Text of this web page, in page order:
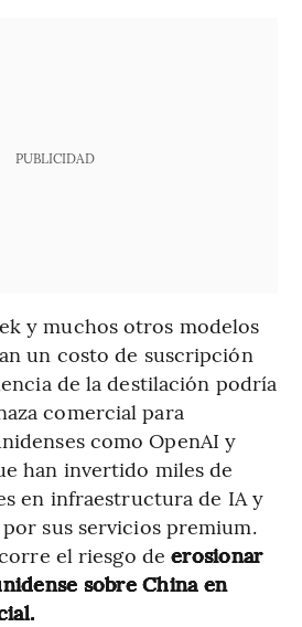
PUBLICIDAD
y muchos otros modelos
un costo de suscripción
de la destilación podría
comercial para
como OpenAI y
han invertido miles de
en infraestructura de IA y
sus servicios premium.
el riesgo deerosionar
sobre China en